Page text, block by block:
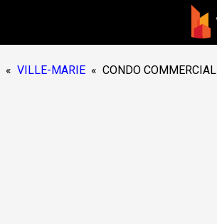
« VILLE-MARIE « CONDO COMMERCIAL